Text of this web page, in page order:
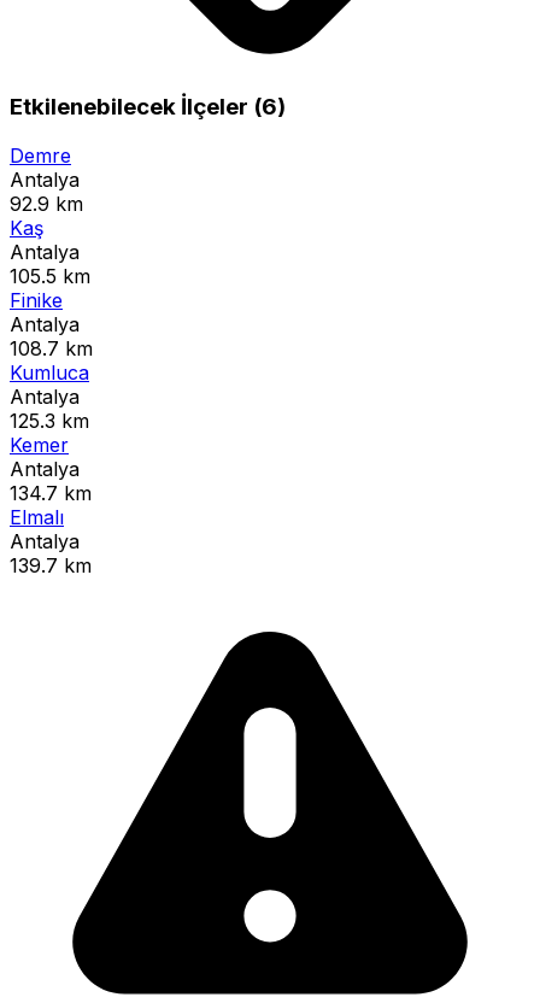
Etkilenebilecek İlçeler (6)
Demre
Antalya
92.9 km
Kaş
Antalya
105.5 km
Finike
Antalya
108.7 km
Kumluca
Antalya
125.3 km
Kemer
Antalya
134.7 km
Elmalı
Antalya
139.7 km